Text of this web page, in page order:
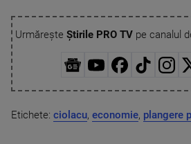
Urmărește Știrile PRO TVpe canalul
Etichete: ciolacu, economie, plangere